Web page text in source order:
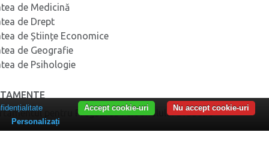
de Medicină
de Drept
de Științe Economice
de Geografie
de Psihologie
pentru Pregătirea Personalului Didactic –
Nu accept cookie-uri
Accept cookie-uri
Personalizați